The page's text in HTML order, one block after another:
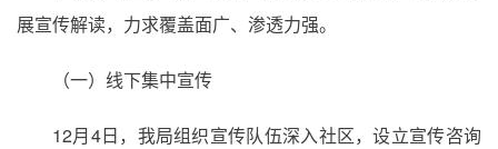
展宣传解读，力求覆盖面广、渗透力强。
（一）线下集中宣传
12月4日，我局组织宣传队伍深入社区，设立宣传咨询